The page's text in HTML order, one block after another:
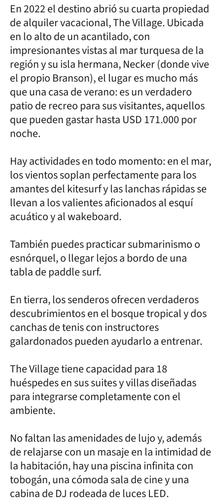
En 2022 el destino abrió su cuarta propiedad
de alquiler vacacional, The Village. Ubicada
en lo alto de un acantilado, con
impresionantes vistas al mar turquesa de la
región y su isla hermana, Necker (donde vive
el propio Branson), el lugar es mucho más
que una casa de verano: es un verdadero
patio de recreo para sus visitantes, aquellos
que pueden gastar hasta USD 171.000 por
noche.
Hay actividades en todo momento: en el mar,
los vientos soplan perfectamente para los
amantes del kitesurf y las lanchas rápidas se
llevan a los valientes aficionados al esquí
acuático y al wakeboard.
También puedes practicar submarinismo o
esnórquel, o llegar lejos a bordo de una
tabla de paddle surf.
En tierra, los senderos ofrecen verdaderos
descubrimientos en el bosque tropical y dos
canchas de tenis con instructores
galardonados pueden ayudarlo a entrenar.
The Village tiene capacidad para 18
huéspedes en sus suites y villas diseñadas
para integrarse completamente con el
ambiente.
No faltan las amenidades de lujo y, además
de relajarse con un masaje en la intimidad de
la habitación, hay una piscina infinita con
tobogán, una cómoda sala de cine y una
cabina de DJ rodeada de luces LED.